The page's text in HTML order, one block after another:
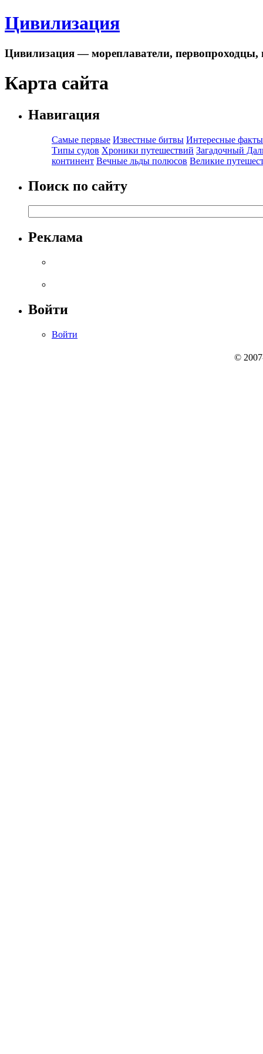
Цивилизация
Цивилизация — мореплаватели, первопроходцы,
Карта сайта
Навигация
Самые первые Известные битвы Интересные факты
Типы судов Хроники путешествий Загадочный
континент Вечные льды полюсов Великие
Поиск по сайту
Реклама
Войти
Войти
©